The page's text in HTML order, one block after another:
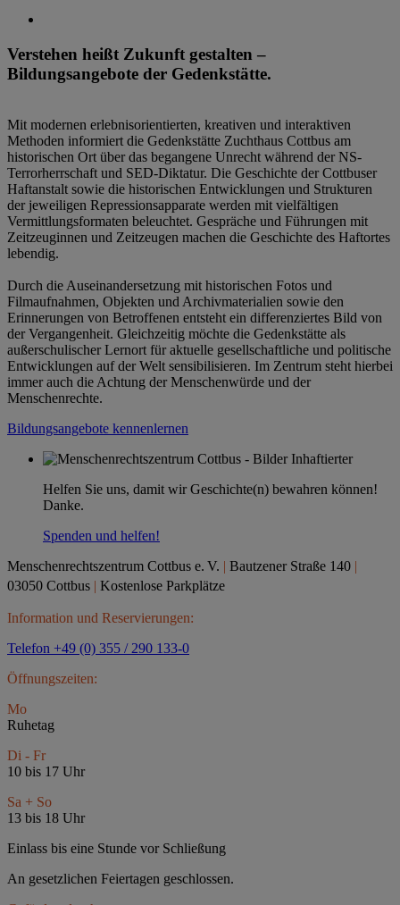
Verstehen heißt Zukunft gestalten –
Bildungsangebote der Gedenkstätte.
Mit modernen erlebnisorientierten, kreativen und interaktiven
Methoden informiert die Gedenkstätte Zuchthaus Cottbus am
historischen Ort über das begangene Unrecht während der NS-
Terrorherrschaft und SED-Diktatur. Die Geschichte der Cottbuser
Haftanstalt sowie die historischen Entwicklungen und Strukturen
der jeweiligen Repressionsapparate werden mit vielfältigen
Vermittlungsformaten beleuchtet. Gespräche und Führungen mit
Zeitzeuginnen und Zeitzeugen machen die Geschichte des Haftortes
lebendig.
Durch die Auseinandersetzung mit historischen Fotos und
Filmaufnahmen, Objekten und Archivmaterialien sowie den
Erinnerungen von Betroffenen entsteht ein differenziertes Bild von
der Vergangenheit. Gleichzeitig möchte die Gedenkstätte als
außerschulischer Lernort für aktuelle gesellschaftliche und politische
Entwicklungen auf der Welt sensibilisieren. Im Zentrum steht hierbei
immer auch die Achtung der Menschenwürde und der
Menschenrechte.
Bildungsangebote kennenlernen
Helfen Sie uns, damit wir Geschichte(n) bewahren können!
Danke.
Spenden und helfen!
Menschenrechtszentrum Cottbus e. V. | Bautzener Straße 140 |
03050 Cottbus | Kostenlose Parkplätze
Information und Reservierungen:
Telefon +49 (0) 355 / 290 133-0
Öffnungszeiten:
Mo
Ruhetag
Di - Fr
10 bis 17 Uhr
Sa + So
13 bis 18 Uhr
Einlass bis eine Stunde vor Schließung
An gesetzlichen Feiertagen geschlossen.